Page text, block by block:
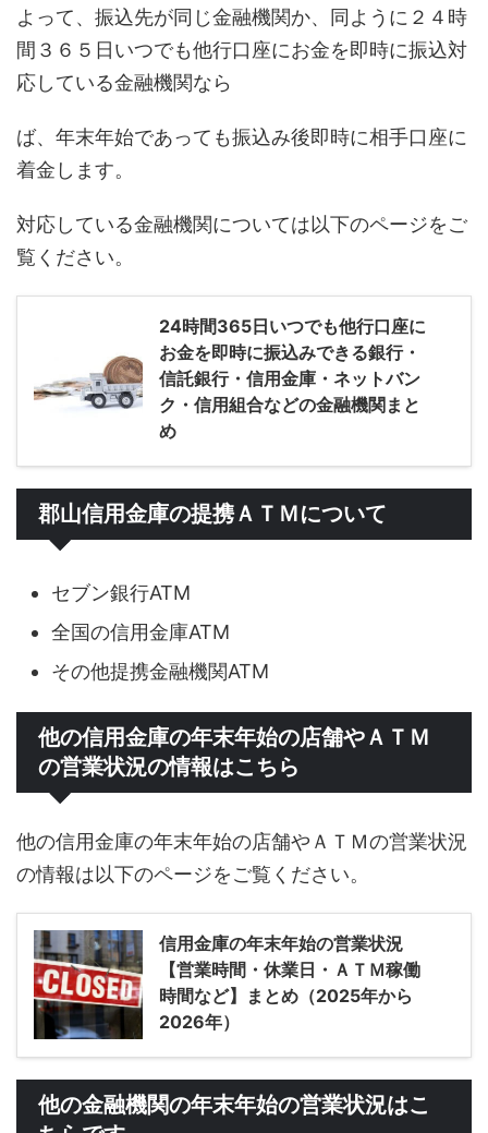
よって、振込先が同じ金融機関か、同ように２４時
間３６５日いつでも他行口座にお金を即時に振込対
応している金融機関なら
ば、年末年始であっても振込み後即時に相手口座に
着金します。
対応している金融機関については以下のページをご
覧ください。
24時間365日いつでも他行口座に
お金を即時に振込みできる銀行・
信託銀行・信用金庫・ネットバン
ク・信用組合などの金融機関まと
め
郡山信用金庫の提携ＡＴＭについて
セブン銀行ATM
全国の信用金庫ATM
その他提携金融機関ATM
他の信用金庫の年末年始の店舗やＡＴＭ
の営業状況の情報はこちら
他の信用金庫の年末年始の店舗やＡＴＭの営業状況
の情報は以下のページをご覧ください。
信用金庫の年末年始の営業状況
【営業時間・休業日・ＡＴＭ稼働
時間など】まとめ（2025年から
2026年）
他の金融機関の年末年始の営業状況はこ